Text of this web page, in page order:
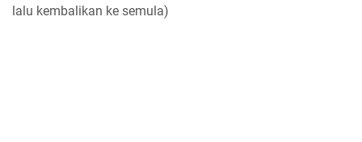
lalu kembalikan ke semula)